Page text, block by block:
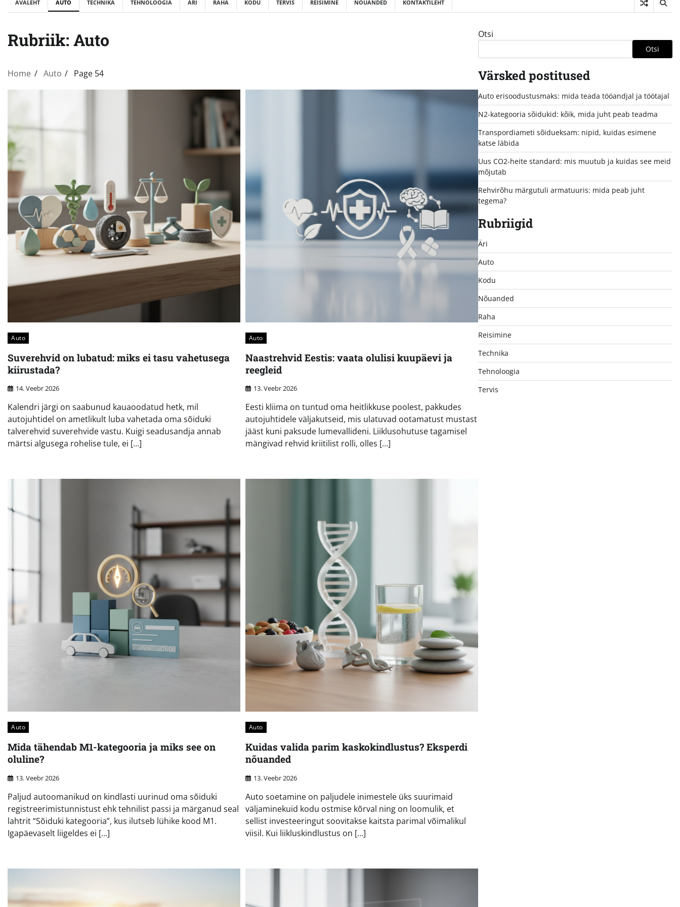
AVALEHT AUTO TECHNIKA TEHNOLOOGIA ÄRI RAHA KODU TERVIS REISIMINE NÕUANDED KONTAKTILEHT
Rubriik: Auto
Home Auto Page 54
Auto
Suverehvid on lubatud: miks ei tasu vahetusega
kiirustada?
14. Veebr 2026
Kalendri järgi on saabunud kauaoodatud hetk, mil
autojuhtidel on ametlikult luba vahetada oma sõiduki
talverehvid suverehvide vastu. Kuigi seadusandja annab
märtsi algusega rohelise tule, ei […]
Auto
Naastrehvid Eestis: vaata olulisi kuupäevi ja
reegleid
13. Veebr 2026
Eesti kliima on tuntud oma heitlikkuse poolest, pakkudes
autojuhtidele väljakutseid, mis ulatuvad ootamatust mustast
jääst kuni paksude lumevallideni. Liiklusohutuse tagamisel
mängivad rehvid kriitilist rolli, olles […]
Auto
Mida tähendab M1-kategooria ja miks see on
oluline?
13. Veebr 2026
Paljud autoomanikud on kindlasti uurinud oma sõiduki
registreerimistunnistust ehk tehnilist passi ja märganud seal
lahtrit “Sõiduki kategooria”, kus ilutseb lühike kood M1.
Igapäevaselt liigeldes ei […]
Auto
Kuidas valida parim kaskokindlustus? Eksperdi
nõuanded
13. Veebr 2026
Auto soetamine on paljudele inimestele üks suurimaid
väljaminekuid kodu ostmise kõrval ning on loomulik, et
sellist investeeringut soovitakse kaitsta parimal võimalikul
viisil. Kui liikluskindlustus on […]
Otsi
Otsi
Värsked postitused
Auto erisoodustusmaks: mida teada tööandjal ja töötajal
N2-kategooria sõidukid: kõik, mida juht peab teadma
Transpordiameti sõidueksam: nipid, kuidas esimene
katse läbida
Uus CO2-heite standard: mis muutub ja kuidas see meid
mõjutab
Rehvirõhu märgutuli armatuuris: mida peab juht
tegema?
Rubriigid
Äri
Auto
Kodu
Nõuanded
Raha
Reisimine
Technika
Tehnoloogia
Tervis